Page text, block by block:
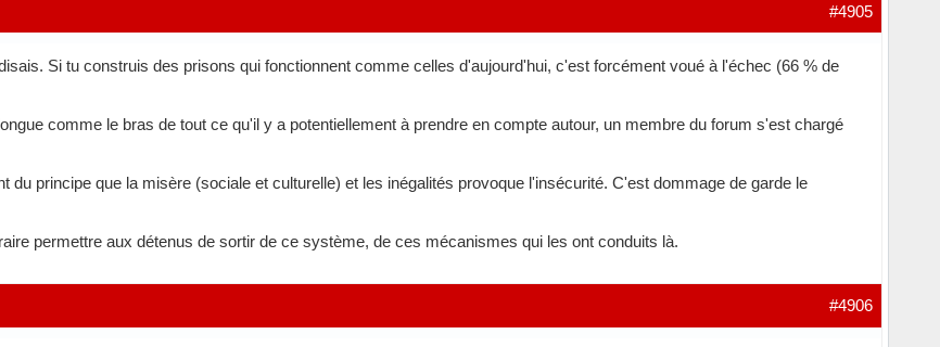
#4905
Si tu construis des prisons qui fonctionnent comme celles d'aujourd'hui, c'est forcément voué à l'échec (66 % de
comme le bras de tout ce qu'il y a potentiellement à prendre en compte autour, un membre du forum s'est chargé
du principe que la misère (sociale et culturelle) et les inégalités provoque l'insécurité. C'est dommage de garde le
permettre aux détenus de sortir de ce système, de ces mécanismes qui les ont conduits là.
#4906